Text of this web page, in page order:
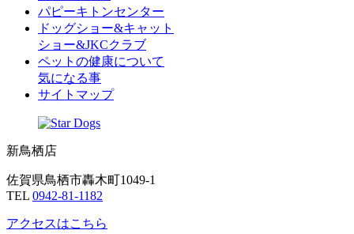
パピーキトンセンター
ドッグショー&キャット
ショー&JKCクラブ
ペットの健康について
気になる事
サイトマップ
新鳥栖店
佐賀県鳥栖市轟木町1049-1
TEL 0942-81-1182
アクセスはこちら